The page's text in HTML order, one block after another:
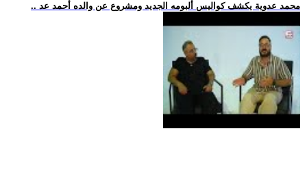
.. محمد عدوية يكشف كواليس ألبومه الجديد ومشروع عن والده أحمد عد